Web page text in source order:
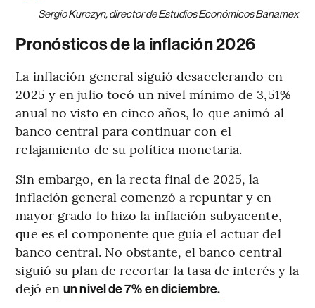
Sergio Kurczyn, director de Estudios Económicos Banamex
Pronósticos de la inflación 2026
La inflación general siguió desacelerando en
2025 y en julio tocó un nivel mínimo de 3,51%
anual no visto en cinco años, lo que animó al
banco central para continuar con el
relajamiento de su política monetaria.
Sin embargo, en la recta final de 2025, la
inflación general comenzó a repuntar y en
mayor grado lo hizo la inflación subyacente,
que es el componente que guía el actuar del
banco central. No obstante, el banco central
siguió su plan de recortar la tasa de interés y la
dejó en un nivel de 7% en diciembre.